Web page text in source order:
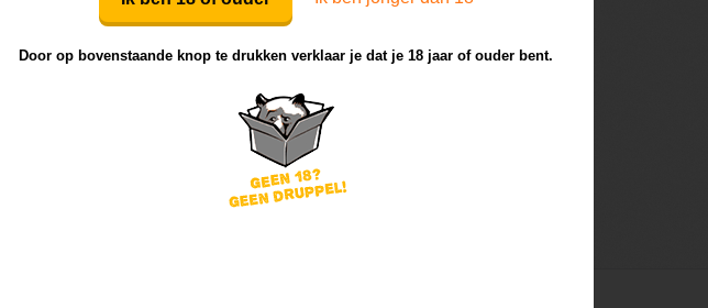
Door op bovenstaande knop te drukken verklaar je dat je 18 jaar of ouder bent.